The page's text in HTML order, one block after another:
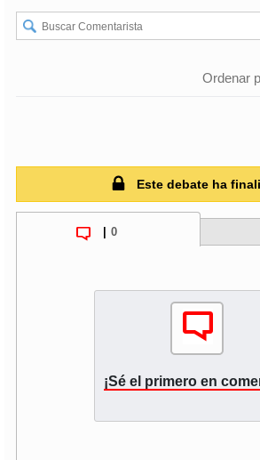
Ordenar
Este debate ha
0
¡Sé el primero en